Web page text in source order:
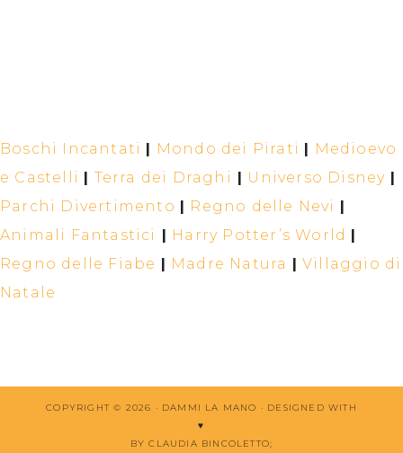
Boschi Incantati | Mondo dei Pirati | Medioevo
e Castelli | Terra dei Draghi | Universo Disney |
Parchi Divertimento | Regno delle Nevi |
Animali Fantastici | Harry Potter’s World |
Regno delle Fiabe | Madre Natura | Villaggio di
Natale
COPYRIGHT © 2026 · DAMMI LA MANO · DESIGNED WITH
♥
BY CLAUDIA BINCOLETTO;